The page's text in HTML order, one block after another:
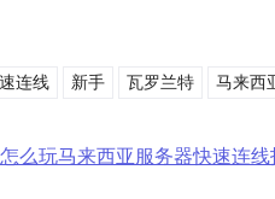
连线 新手 瓦罗兰特 马来西
么玩马来西亚服务器快速连线